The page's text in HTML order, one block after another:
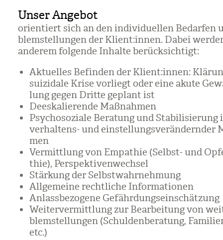
Unser Angebot
ori­en­tiert sich an den indi­vi­du­el­len Bedar­fen
blem­stel­lun­gen der Kli­ent:innen. Dabei
ande­rem fol­gende Inhalte berück­sich­tigt:
Aktu­el­les Befin­den der Kli­ent:innen:
sui­zi­dale Krise vor­liegt oder eine akute
lung gegen Dritte geplant ist
Dees­ka­lie­rende Maß­nah­men
Psy­cho­so­ziale Bera­tung und Sta­bi­li­sie­rung
ver­hal­tens- und ein­stel­lungs­ver­än­dern­der
men
Ver­mitt­lung von Empa­thie (Selbst- und
thie), Per­spek­ti­ven­wech­sel
Stär­kung der Selbst­wahr­neh­mung
All­ge­meine recht­li­che Infor­ma­tio­nen
Anlass­be­zo­gene Gefähr­dungs­ein­schät­zung
Wei­ter­ver­mitt­lung zur Bear­bei­tung von
blem­stel­lun­gen (Schul­den­be­ra­tung,
etc.)